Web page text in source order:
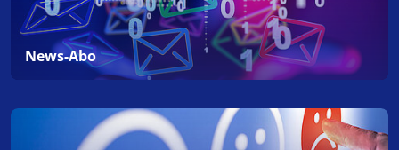
News-Abo